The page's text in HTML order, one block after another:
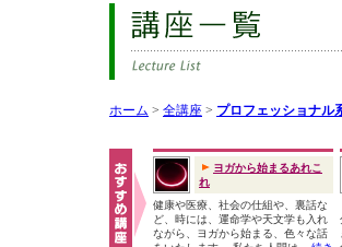
ホーム > 全講座 > プロフェッショナル
ヨガから始まるあれこ
れ
健康や医療、社会の仕組や、裏話な
ど、時には、運命学や天文学も入れ
ながら、ヨガから始まる、色々な話